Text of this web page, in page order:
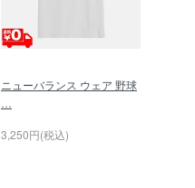
ニューバランス ウェア 野球
…
3,250円(税込)